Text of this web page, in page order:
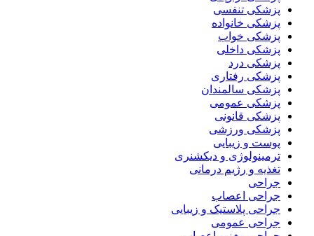
پزشکی تنفسی
پزشکی خانواده
پزشکی خواب
پزشکی داخلی
پزشکی درد
پزشکی رفتاری
پزشکی سالمندان
پزشکی عمومی
پزشکی قانونی
پزشکی ورزشی
پوست و زیبایی
ترمینولوژی و دیکشنری
تغذیه و رژیم درمانی
جراحی
جراحی اعصاب
جراحی پلاستیک و زیبایی
جراحی عمومی